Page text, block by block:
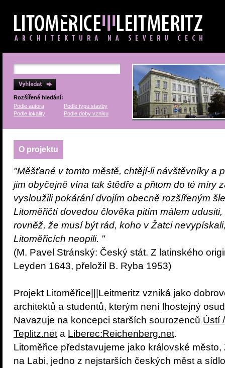
Rozšířené hledání:
Podle autora
Podle typu stavby
Podle lokality
Podle doby vzniku
O projektu
"Měšťané v tomto městě, chtějí-li návštěvníky a
jim obyčejně vína tak štědře a přitom do té míry
vysloužili pokárání dvojím obecně rozšířeným
Litoměřičtí dovedou člověka pitím málem
rovněž, že musí být rád, koho v Žatci
Litoměřicích neopili. "
(M. Pavel Stránský: Český stát. Z latinského
Leyden 1643, přeložil B. Ryba 1953)
Projekt Litoměřice|||Leitmeritz vzniká jako
architektů a studentů, kterým není lhostejný
Navazuje na koncepci starších sourozenců Ústí
Teplitz.net a Liberec:Reichenberg.net.
Litoměřice představujeme jako královské
na Labi, jedno z nejstarších českých měst a